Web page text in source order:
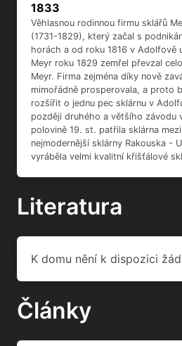
1833
Věhlasnou rodinnou firmu sklářů
(1731-1829), který začal s
horách a od roku 1816 v Adolfově
Meyr roku 1829 zemřel převzal
Meyr. Firma zejména díky nově
mimořádně prosperovala, a proto
rozšířit o jednu pec sklárnu v
později druhého a většího závodu
polovině 19. st. patřila sklárna
nejmodernější sklárny Rakouska -
vyráběla velmi kvalitní křišťálové
Literatura
K domu nění k dispozici
Články